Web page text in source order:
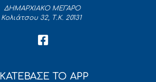
ΔΗΜΑΡΧΙΑΚΟ ΜΕΓΑΡΟ
Κολιάτσου 32, Τ.Κ. 20131
ΚΑΤΕΒΑΣΕ ΤΟ APP